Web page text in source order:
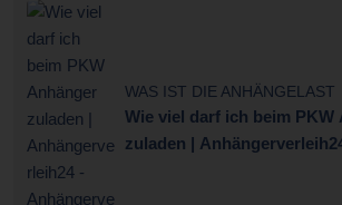
WAS IST DIE ANHÄNGELAST
Wie viel darf ich beim PKW
zuladen |